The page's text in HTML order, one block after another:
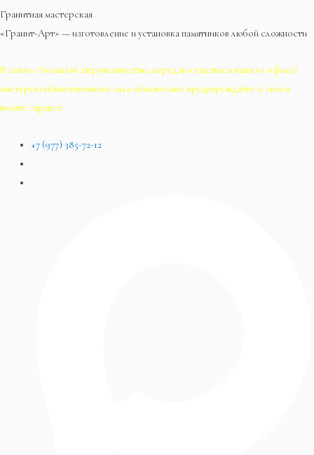
Гранитная мастерская
«Гранит-Арт» — изготовление и установка памятников любой сложности
В связи с большой загруженностью, перед посещением нашего офиса/
мастерской/выставочного зала обязательно предупреждайте о своём
визите заранее.
+7 (977) 385-72-12